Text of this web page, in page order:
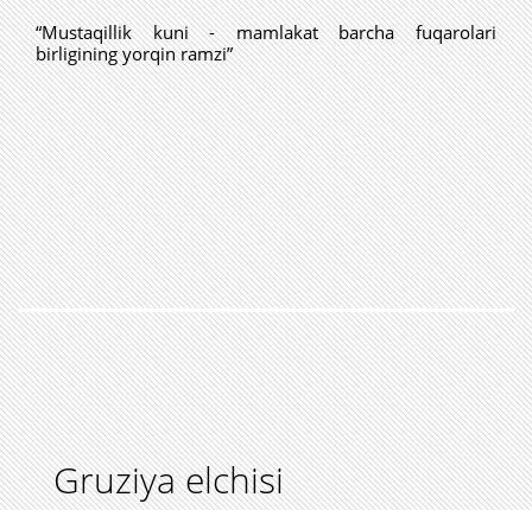
“Mustaqillik kuni - mamlakat barcha fuqarolari
birligining yorqin ramzi”
Gruziya elchisi